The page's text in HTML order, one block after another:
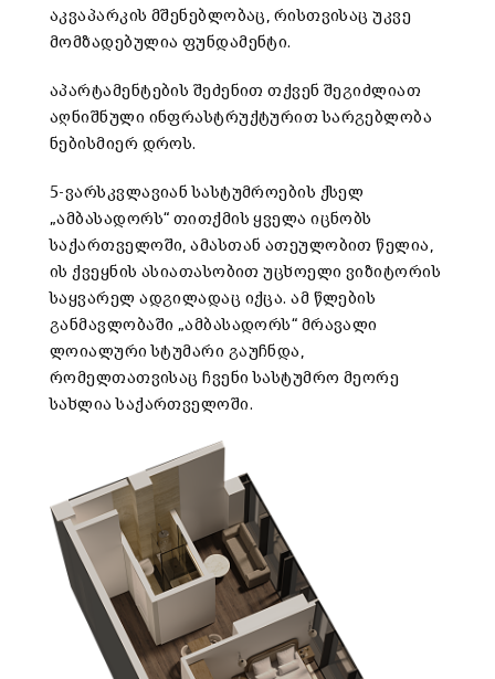
აკვაპარკის მშენებლობაც, რისთვისაც უკვე
მომზადებულია ფუნდამენტი.
აპარტამენტების შეძენით თქვენ შეგიძლიათ
აღნიშნული ინფრასტრუქტურით სარგებლობა
ნებისმიერ დროს.
5-ვარსკვლავიან სასტუმროების ქსელ
„ამბასადორს“ თითქმის ყველა იცნობს
საქართველოში, ამასთან ათეულობით წელია,
ის ქვეყნის ასიათასობით უცხოელი ვიზიტორის
საყვარელ ადგილადაც იქცა. ამ წლების
განმავლობაში „ამბასადორს“ მრავალი
ლოიალური სტუმარი გაუჩნდა,
რომელთათვისაც ჩვენი სასტუმრო მეორე
სახლია საქართველოში.